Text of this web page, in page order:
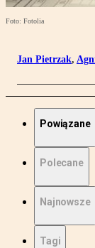
Foto: Fotolia
Jan Pietrzak,
Powiązane
Polecane
Najnowsze
Tagi